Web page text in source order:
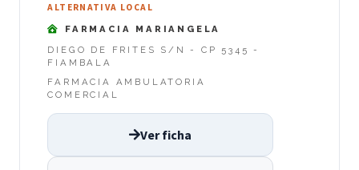
ALTERNATIVA LOCAL
FARMACIA MARIANGELA
DIEGO DE FRITES S/N - CP 5345 -
FIAMBALA
FARMACIA AMBULATORIA
COMERCIAL
Ver ficha